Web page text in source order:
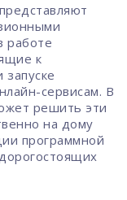
работе
к
сервисам. В
решить эти
на дому
программной